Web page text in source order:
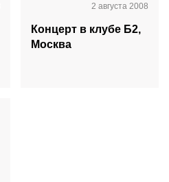
2 августа 2008
Концерт в клубе Б2,
Москва